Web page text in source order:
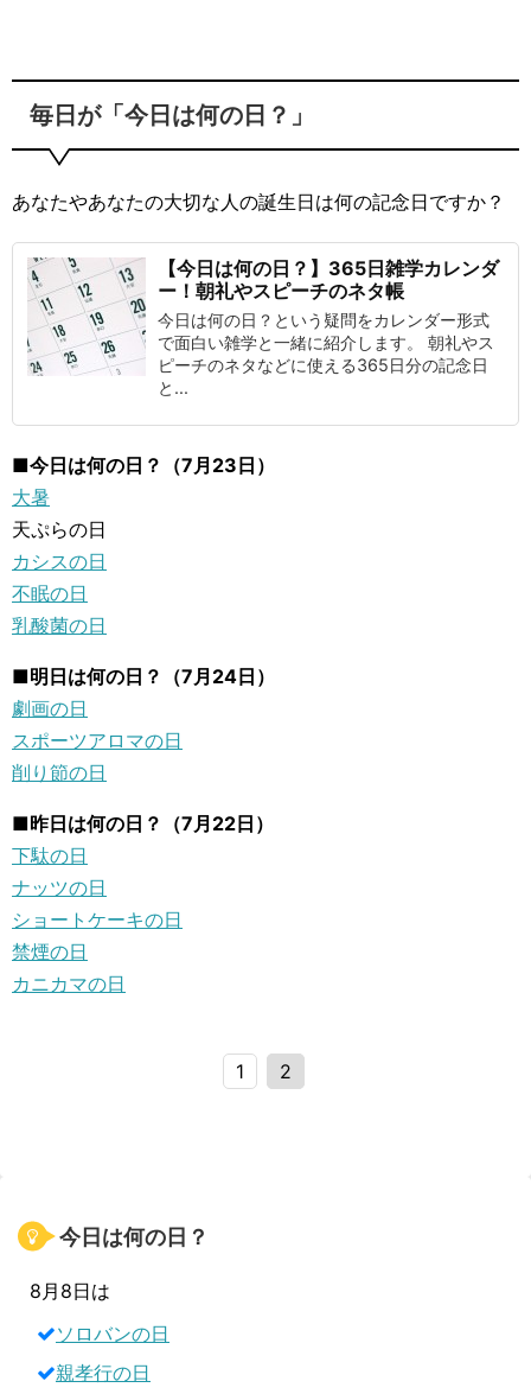
毎日が「今日は何の日？」
あなたやあなたの大切な人の誕生日は何の記念日ですか？
【今日は何の日？】365日雑学カレンダ
ー！朝礼やスピーチのネタ帳
今日は何の日？という疑問をカレンダー形式
で面白い雑学と一緒に紹介します。 朝礼やス
ピーチのネタなどに使える365日分の記念日
と...
■今日は何の日？（7月23日）
大暑
天ぷらの日
カシスの日
不眠の日
乳酸菌の日
■明日は何の日？（7月24日）
劇画の日
スポーツアロマの日
削り節の日
■昨日は何の日？（7月22日）
下駄の日
ナッツの日
ショートケーキの日
禁煙の日
カニカマの日
1 2
今日は何の日？
8月8日は
ソロバンの日
親孝行の日